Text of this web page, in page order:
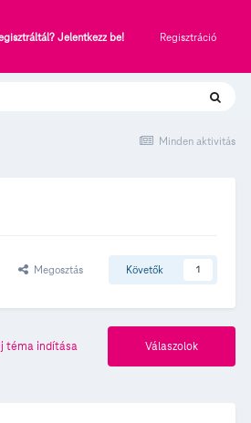
Jelentkezz be! Regisztráció
Minden aktivitás
Megosztás Követők 1
Válaszolok
téma indítása